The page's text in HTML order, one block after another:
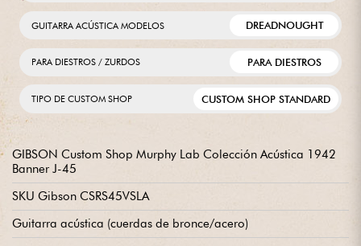
GUITARRA ACÚSTICA MODELOS DREADNOUGHT
PARA DIESTROS / ZURDOS PARA DIESTROS
TIPO DE CUSTOM SHOP CUSTOM SHOP STANDARD
GIBSON Custom Shop Murphy Lab Colección Acústica 1942
Banner J-45
SKU Gibson CSRS45VSLA
Guitarra acústica (cuerdas de bronce/acero)